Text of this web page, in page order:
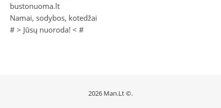
bustonuoma.lt
Namai, sodybos, kotedžai
# > Jūsų nuoroda! < #
2026 Man.Lt ©.